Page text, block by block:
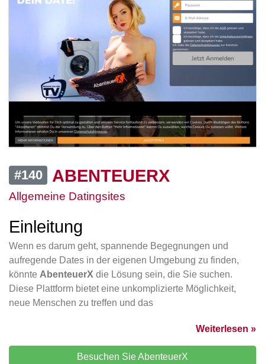
#140 ABENTEUERX
Allgemeine Datingsites
Einleitung
Wenn es darum geht, spannende Begegnungen und
aufregende Dates in der eigenen Umgebung zu finden,
könnte AbenteuerX die Lösung sein, die Sie suchen.
Diese Plattform bietet eine unkomplizierte Möglichkeit,
neue Menschen zu treffen und das
Weiterlesen »
Besuchen Sie AbenteuerX